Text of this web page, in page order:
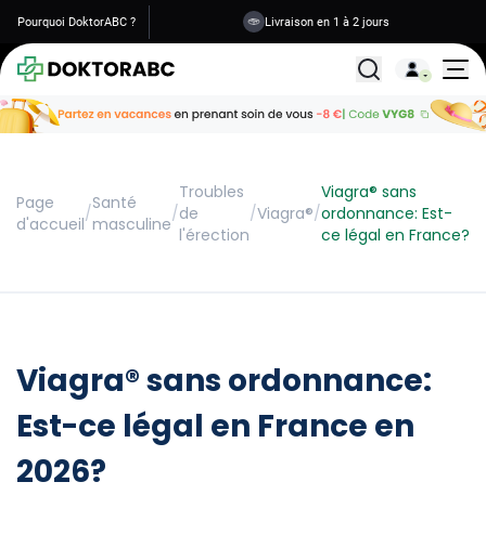
Pourquoi DoktorABC ? Livraison en 1 à 2 jours
Tous les
Page
d'accueil/Santé
masculine/
Troubles
de
l'érection
/Viagra®/
Viagra® sans
ordonnance: Est-
ce légal en France?
Viagra® sans ordonnance:
Est-ce légal en France en
2026?